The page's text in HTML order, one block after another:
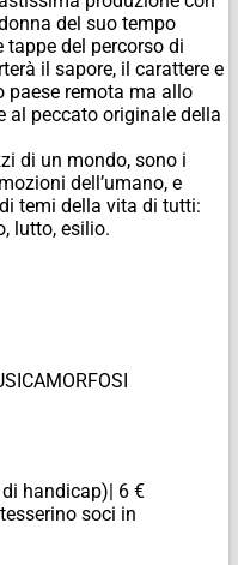
del suo tempo
tappe del percorso di
il sapore, il carattere e
paese remota ma allo
al peccato originale della
di un mondo, sono i
dell’umano, e
temi della vita di tutti:
lutto, esilio.
di handicap)| 6 €
soci in